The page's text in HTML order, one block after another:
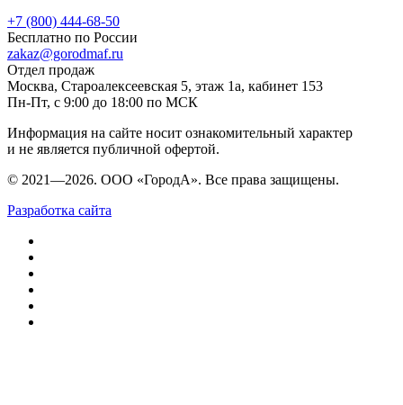
+7 (800) 444-68-50
Бесплатно по России
zakaz@gorodmaf.ru
Отдел продаж
Москва, Староалексеевская 5, этаж 1а, кабинет 153
Пн-Пт, с 9:00 до 18:00 по МСК
Информация на сайте носит ознакомительный характер
и не является публичной офертой.
© 2021—2026. ООО «ГородА». Все права защищены.
Разработка сайта